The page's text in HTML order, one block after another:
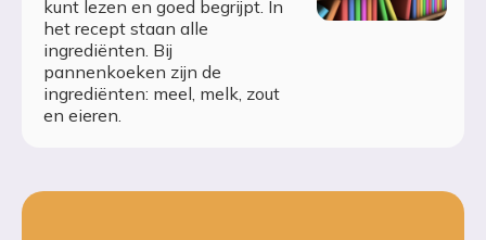
kunt lezen en goed begrijpt. In
het recept staan alle
ingrediënten. Bij
pannenkoeken zijn de
ingrediënten: meel, melk, zout
en eieren.